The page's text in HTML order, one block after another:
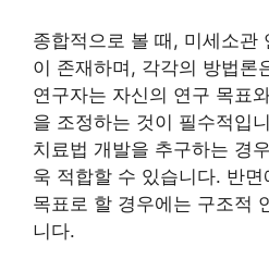
종합적으로 볼 때, 미세소관
이 존재하며, 각각의 방법론
연구자는 자신의 연구 목표
을 조정하는 것이 필수적입
치료법 개발을 추구하는 경
욱 적합할 수 있습니다. 반
목표로 할 경우에는 구조적
니다.